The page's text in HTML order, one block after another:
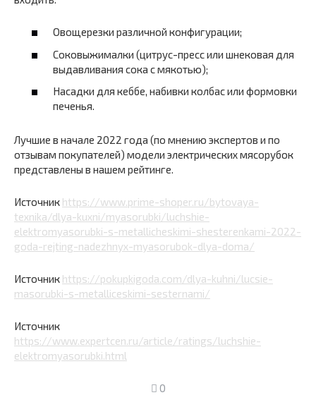
Овощерезки различной конфигурации;
Соковыжималки (цитрус-пресс или шнековая для
выдавливания сока с мякотью);
Насадки для кеббе, набивки колбас или формовки
печенья.
Лучшие в начале 2022 года (по мнению экспертов и по
отзывам покупателей) модели электрических мясорубок
представлены в нашем рейтинге.
Источник https://www.prime-shoper.ru/bytovaya-
texnika/dlya-kuxni/myasorubki/luchshie-
elektromyasorubki-s-metallicheskimi-shesterenkami-2022-
goda-rejting-nadezhnyx-myasorubok-dlya-doma/
Источник https://pokupkigoda.com/dlya-kuhni/lucsie-
masorubki-s-metalliceskimi-sesternami/
Источник
https://www.expertcen.ru/article/ratings/luchshie-
elektromyasorubki.html
0